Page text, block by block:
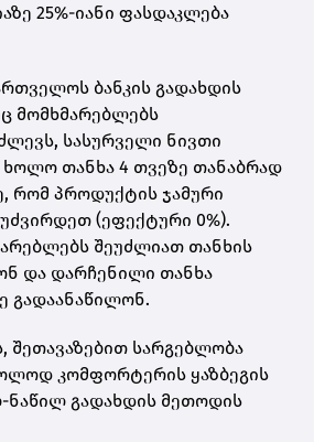
25%-იანი ფასდაკლება
ბანკის გადახდის
მომხმარებლებს
სასურველი ნივთი
ხოლო თანხა 4 თვეზე თანაბრად
რომ პროდუქტის ჯამური
(ეფექტური 0%).
შეუძლიათ თანხის
და დარჩენილი თანხა
გადაანაწილონ.
შეთავაზებით სარგებლობა
კომფორტერის ყაზბეგის
გადახდის მეთოდის